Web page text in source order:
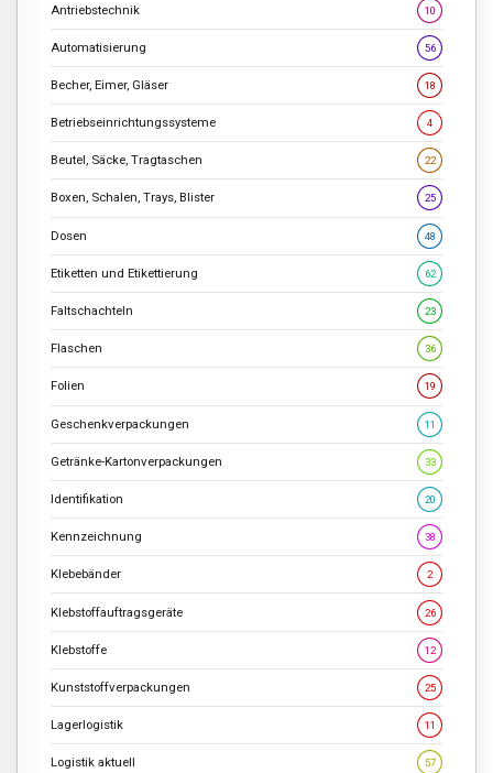
Antriebstechnik 10
Automatisierung 56
Becher, Eimer, Gläser 18
Betriebseinrichtungssysteme 4
Beutel, Säcke, Tragtaschen 22
Boxen, Schalen, Trays, Blister 25
Dosen 48
Etiketten und Etikettierung 62
Faltschachteln 23
Flaschen 36
Folien 19
Geschenkverpackungen 11
Getränke-Kartonverpackungen 33
Identifikation 20
Kennzeichnung 38
Klebebänder 2
Klebstoffauftragsgeräte 26
Klebstoffe 12
Kunststoffverpackungen 25
Lagerlogistik 11
Logistik aktuell 57